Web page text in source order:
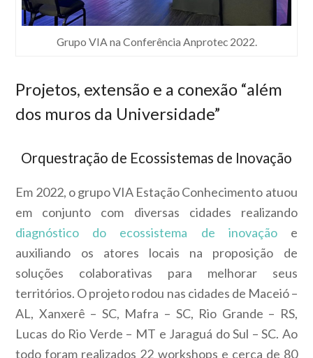
Grupo VIA na Conferência Anprotec 2022.
Projetos, extensão e a conexão “além
dos muros da Universidade”
Orquestração de Ecossistemas de Inovação
Em 2022, o grupo VIA Estação Conhecimento atuou
em conjunto com diversas cidades realizando
diagnóstico do ecossistema de inovaçãoe
auxiliando os atores locais na proposição de
soluções colaborativas para melhorar seus
territórios. O projeto rodou nas cidades de Maceió –
AL, Xanxerê – SC, Mafra – SC, Rio Grande – RS,
Lucas do Rio Verde – MT e Jaraguá do Sul – SC. Ao
todo foram realizados 22 workshops e cerca de 80